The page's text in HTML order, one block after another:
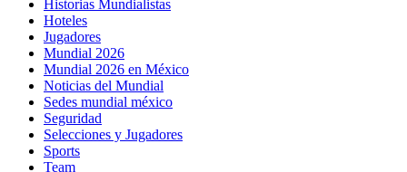
Historias Mundialistas
Hoteles
Jugadores
Mundial 2026
Mundial 2026 en México
Noticias del Mundial
Sedes mundial méxico
Seguridad
Selecciones y Jugadores
Sports
Team